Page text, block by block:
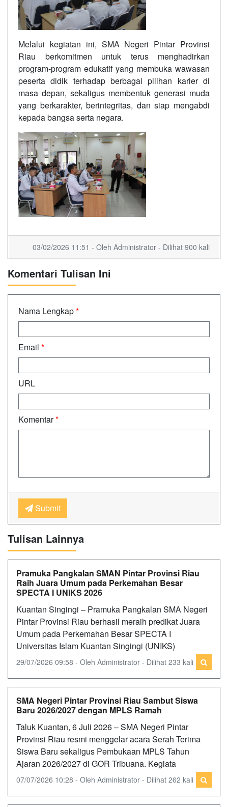
Melalui kegiatan ini, SMA Negeri Pintar Provinsi
Riau berkomitmen untuk terus menghadirkan
program-program edukatif yang membuka wawasan
peserta didik terhadap berbagai pilihan karier di
masa depan, sekaligus membentuk generasi muda
yang berkarakter, berintegritas, dan siap mengabdi
kepada bangsa serta negara.
03/02/2026 11:51 - Oleh Administrator - Dilihat 900 kali
Komentari Tulisan Ini
Nama Lengkap*
Email *
URL
Komentar*
Submit
Tulisan Lainnya
Pramuka Pangkalan SMAN Pintar Provinsi Riau
Raih Juara Umum pada Perkemahan Besar
SPECTA I UNIKS 2026
Kuantan Singingi – Pramuka Pangkalan SMA Negeri
Pintar Provinsi Riau berhasil meraih predikat Juara
Umum pada Perkemahan Besar SPECTA I
Universitas Islam Kuantan Singingi (UNIKS)
29/07/2026 09:58 - Oleh Administrator - Dilihat 233 kali
SMA Negeri Pintar Provinsi Riau Sambut Siswa
Baru 2026/2027 dengan MPLS Ramah
Taluk Kuantan, 6 Juli 2026 – SMA Negeri Pintar
Provinsi Riau resmi menggelar acara Serah Terima
Siswa Baru sekaligus Pembukaan MPLS Tahun
Ajaran 2026/2027 di GOR Tribuana. Kegiata
07/07/2026 10:28 - Oleh Administrator - Dilihat 262 kali